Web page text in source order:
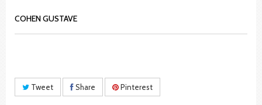
COHEN GUSTAVE
Tweet Share Pinterest